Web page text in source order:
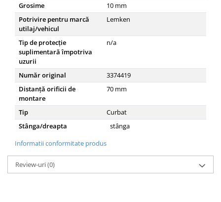
Grosime
10 mm
Potrivire pentru marcă
utilaj/vehicul
Lemken
Tip de protecție
suplimentară împotriva
uzurii
n/a
Număr original
3374419
Distanță orificii de
montare
70 mm
Tip
Curbat
Stânga/dreapta
stânga
Informatii conformitate produs
Review-uri(0)